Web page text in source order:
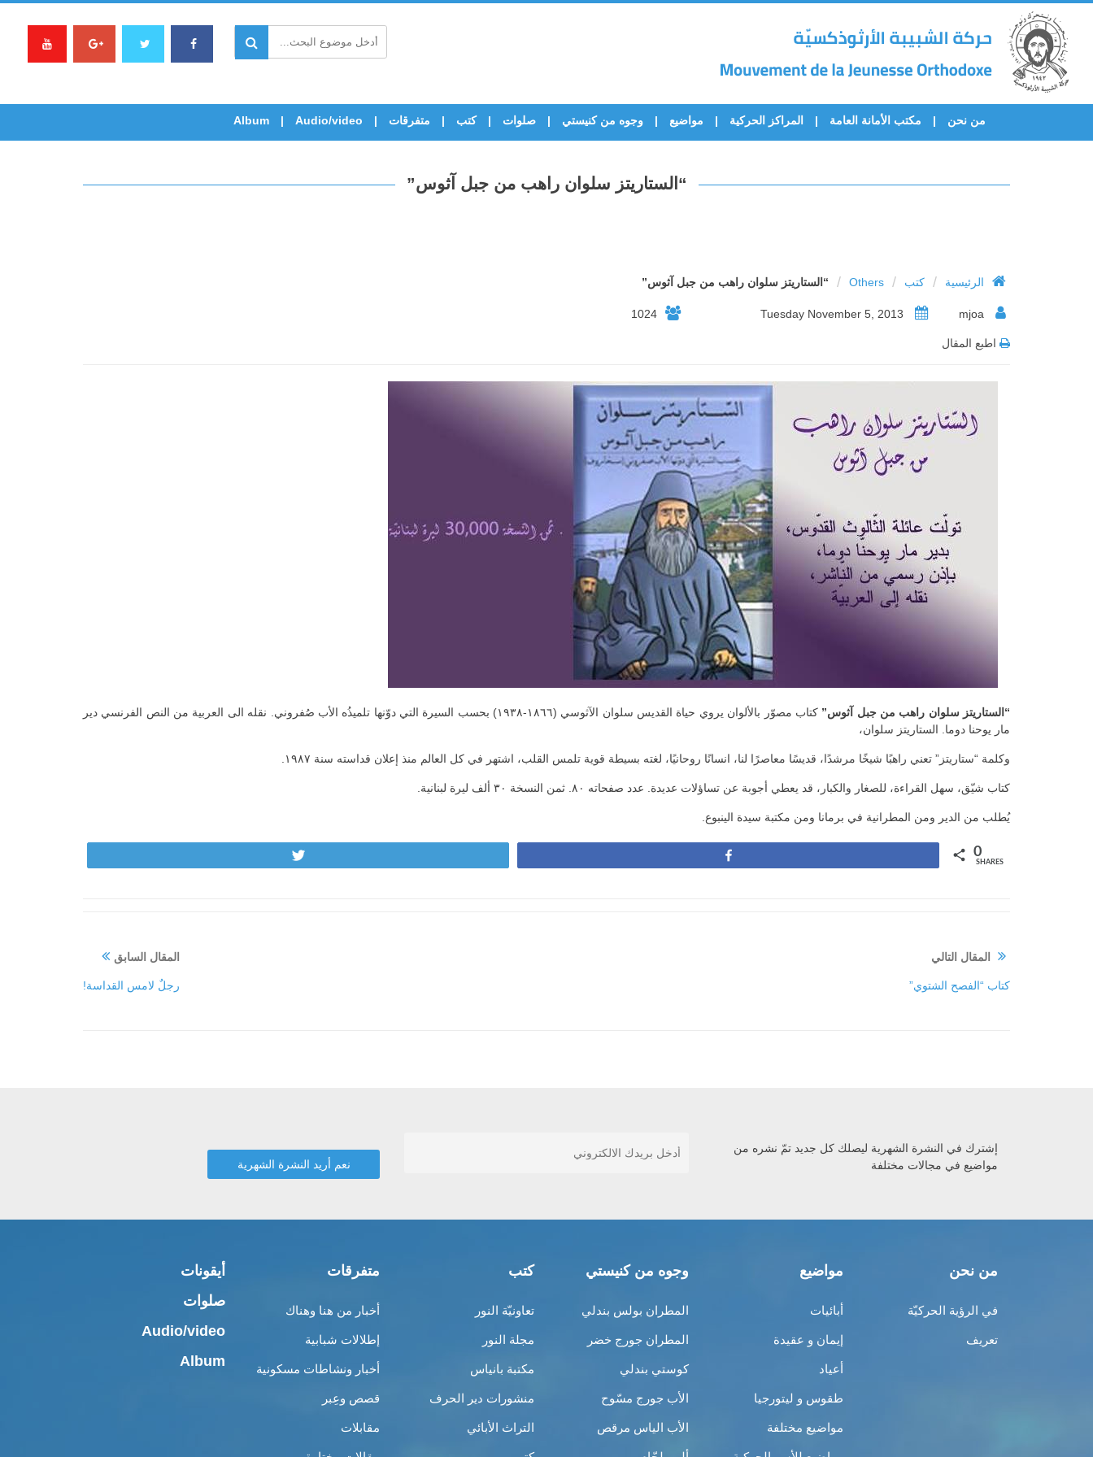
من نحن مكتب الأمانة العامة المراكز الحركية مواضيع وجوه من كنيستي صلوات كتب متفرقات Audio/video
Album
“الستاريتز سلوان راهب من جبل آثوس”
الرئيسية / كتب /
Others
/ “الستاريتز سلوان راهب من جبل آثوس”
1024
اطبع المقال
“الستاريتز سلوان راهب من جبل آثوس”
كتاب مصوّر بالألوان يروي حياة القديس سلوان الآثوسي (١٨٦٦-١٩٣٨) بحسب السيرة التي دوّنها تلميذُه الأب صُفروني. نقله الى العربية من النص الفرنسي دير
مار يوحنا دوما. الستاريتز سلوان،
وكلمة “ستاريتز” تعني راهبًا شيخًا مرشدًا، قديسًا معاصرًا لنا، انسانًا روحانيًا، لغته بسيطة قوية تلمس القلب، اشتهر في كل العالم منذ إعلان قداسته سنة ١٩٨٧.
كتاب شيّق، سهل القراءة، للصغار والكبار، قد يعطي أجوبة عن تساؤلات عديدة. عدد صفحاته ٨٠. ثمن النسخة ٣٠ ألف ليرة لبنانية.
يُطلب من الدير ومن المطرانية في برمانا ومن مكتبة سيدة الينبوع.
0
SHARES
المقال السابق
رجلٌ لامس القداسة!‏
المقال التالي
كتاب “الفصح الشتوي”
إشترك في النشرة الشهرية ليصلك كل جديد تمّ نشره من
مواضيع في مجالات مختلفة
من نحن
في الرؤية الحركيّة
تعريف
مواضيع
أبائيات
إيمان و عقيدة
أعياد
طقوس و ليتورجيا
مواضيع مختلفة
وجوه من كنيستي
المطران بولس بندلي
المطران جورج خضر
كوستي بندلي
الأب جورج مسّوح
الأب الياس مرقص
كتب
تعاونيّة النور
مجلة النور
مكتبة بانياس
منشورات دير الحرف
التراث الأبائي
متفرقات
أخبار من هنا وهناك
إطلالات شبابية
أخبار ونشاطات مسكونية
قصص وعِبر
مقابلات
أيقونات
صلوات
Audio/video
Album